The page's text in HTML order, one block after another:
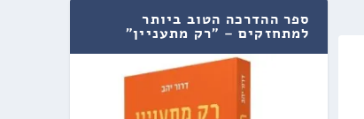
ספר ההדרכה הטוב ביותר
למתחזקים – "רק מתעניין"